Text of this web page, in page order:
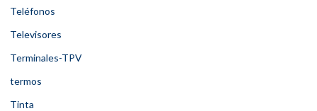
Teléfonos
Televisores
Terminales-TPV
termos
Tinta